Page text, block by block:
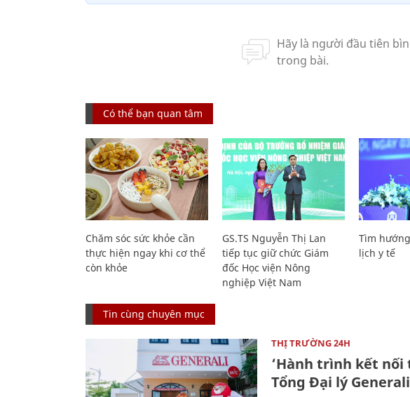
Có thể bạn quan tâm
Chăm sóc sức khỏe cần
thực hiện ngay khi cơ thể
còn khỏe
GS.TS Nguyễn Thị Lan
tiếp tục giữ chức Giám
đốc Học viện Nông
nghiệp Việt Nam
Tìm
lịch y tế
Tin cùng chuyên mục
THỊ TRƯỜNG 24H
‘Hành trình kết nối
Tổng Đại lý